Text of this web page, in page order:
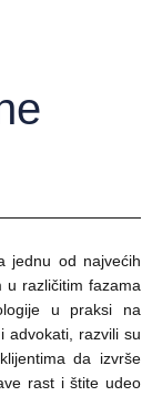
jednu od najvećih
u različitim fazama
u praksi na
advokati, razvili su
da izvrše
rast i štite udeo